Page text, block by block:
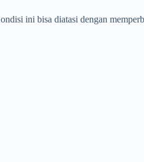
ini bisa diatasi dengan